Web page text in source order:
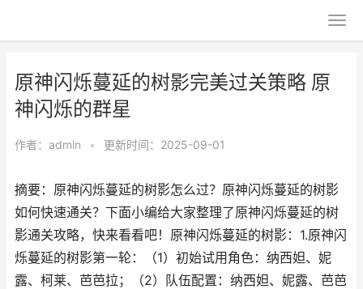
原神闪烁蔓延的树影完美过关策略 原
神闪烁的群星
作者： admin • 更新时间：2025-09-01
摘要：原神闪烁蔓延的树影怎么过？原神闪烁蔓延的树影
如何快速通关？下面小编给大家整理了原神闪烁蔓延的树
影通关攻略，快来看看吧！原神闪烁蔓延的树影：1.原神闪
烁蔓延的树影第一轮：（1）初始试用角色：纳西妲、妮
露、柯莱、芭芭拉；（2）队伍配置：纳西妲、妮露、芭芭